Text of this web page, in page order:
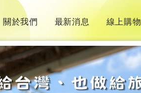
關於我們 最新消息 線上購物